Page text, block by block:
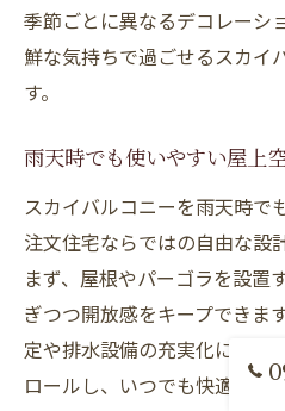
季節ごとに異なるデコレーシ
鮮な気持ちで過ごせるスカイ
す。
雨天時でも使いやすい屋上
スカイバルコニーを雨天時で
注文住宅ならではの自由な設
まず、屋根やパーゴラを設置
ぎつつ開放感をキープできま
定や排水設備の充実化によっ
ロールし、いつでも快適な環